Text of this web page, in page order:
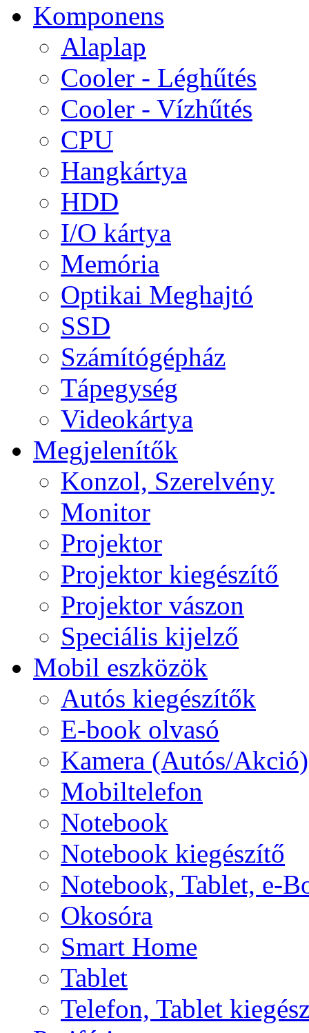
Komponens
Alaplap
Cooler - Léghűtés
Cooler - Vízhűtés
CPU
Hangkártya
HDD
I/O kártya
Memória
Optikai Meghajtó
SSD
Számítógépház
Tápegység
Videokártya
Megjelenítők
Konzol, Szerelvény
Monitor
Projektor
Projektor kiegészítő
Projektor vászon
Speciális kijelző
Mobil eszközök
Autós kiegészítők
E-book olvasó
Kamera (Autós/Akció)
Mobiltelefon
Notebook
Notebook kiegészítő
Notebook, Tablet, e-
Okosóra
Smart Home
Tablet
Telefon, Tablet